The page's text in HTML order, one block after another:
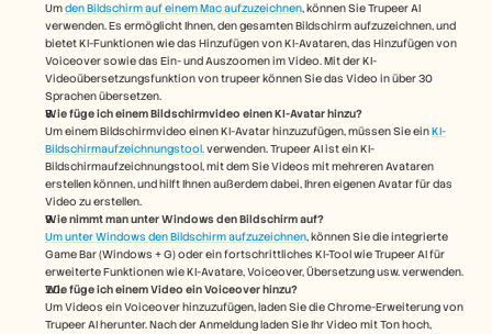
Um den Bildschirm auf einem Mac aufzuzeichnen, können Sie Trupeer AI
verwenden. Es ermöglicht Ihnen, den gesamten Bildschirm aufzuzeichnen, und
bietet KI-Funktionen wie das Hinzufügen von KI-Avataren, das Hinzufügen von
Voiceover sowie das Ein- und Auszoomen im Video. Mit der KI-
Videoübersetzungsfunktion von trupeer können Sie das Video in über 30
Sprachen übersetzen.
Wie füge ich einem Bildschirmvideo einen KI-Avatar hinzu?
Um einem Bildschirmvideo einen KI-Avatar hinzuzufügen, müssen Sie ein KI-
Bildschirmaufzeichnungstool. verwenden. Trupeer AI ist ein KI-
Bildschirmaufzeichnungstool, mit dem Sie Videos mit mehreren Avataren
erstellen können, und hilft Ihnen außerdem dabei, Ihren eigenen Avatar für das
Video zu erstellen.
Wie nimmt man unter Windows den Bildschirm auf?
Um unter Windows den Bildschirm aufzuzeichnen, können Sie die integrierte
Game Bar (Windows + G) oder ein fortschrittliches KI-Tool wie Trupeer AI für
erweiterte Funktionen wie KI-Avatare, Voiceover, Übersetzung usw. verwenden.
Wie füge ich einem Video ein Voiceover hinzu?
Um Videos ein Voiceover hinzuzufügen, laden Sie die Chrome-Erweiterung von
Trupeer AI herunter. Nach der Anmeldung laden Sie Ihr Video mit Ton hoch,